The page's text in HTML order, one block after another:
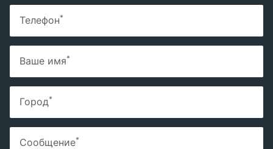
Телефон*
Ваше имя*
Город*
Сообщение*